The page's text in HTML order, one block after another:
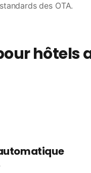
des OTA.
hôtels